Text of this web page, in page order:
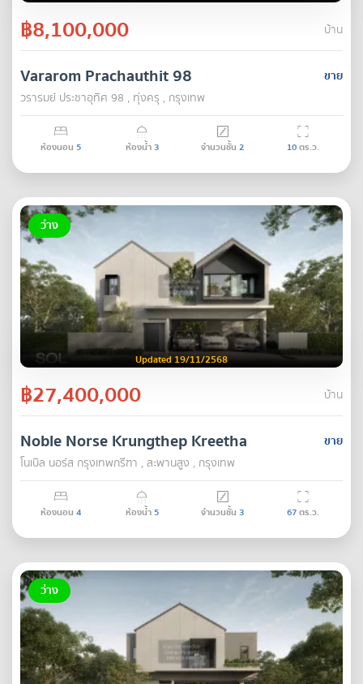
฿8,100,000 บ้าน
ขาย
Vararom Prachauthit 98
วรารมย์ ประชาอุทิศ 98 , ทุ่งครุ , กรุงเทพ
ห้องนอน 5 ห้องน้ำ3 จำนวนชั้น 2 10ตร.ว.
ว่าง
Updated 19/11/2568
฿27,400,000 บ้าน
ขาย
Noble Norse Krungthep Kreetha
โนเบิล นอร์ส กรุงเทพกรีฑา , สะพานสูง , กรุงเทพ
ห้องนอน 4 ห้องน้ำ5 จำนวนชั้น 3 67ตร.ว.
ว่าง